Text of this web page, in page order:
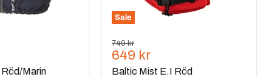
Marin
Sale
Ursprungspris
749 kr
Nuvarande
pris
649 kr
Baltic Mist E.I Röd